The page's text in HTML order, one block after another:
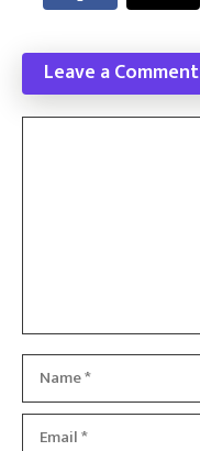
Leave a Comment
Name
Email